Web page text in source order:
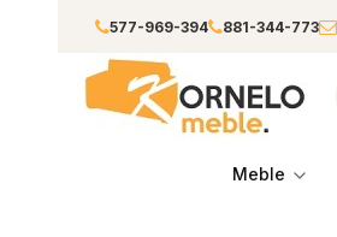
577-969-394 881-344-773
meble